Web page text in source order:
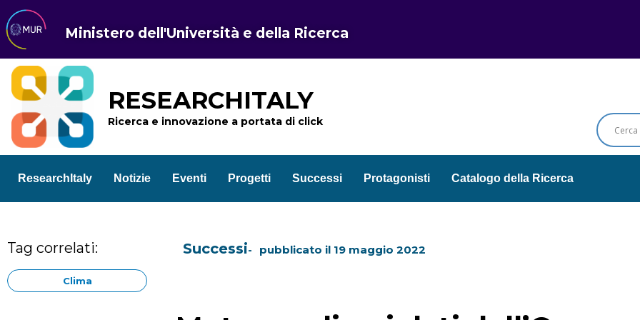
Ministero dell'Università e della Ricerca
RESEARCHITALY
Ricerca e innovazione a portata di click
ResearchItaly Notizie Eventi Progetti Successi Protagonisti Catalogo della Ricerca
Tag correlati:
Clima
Successi pubblicato il 19 maggio 2022